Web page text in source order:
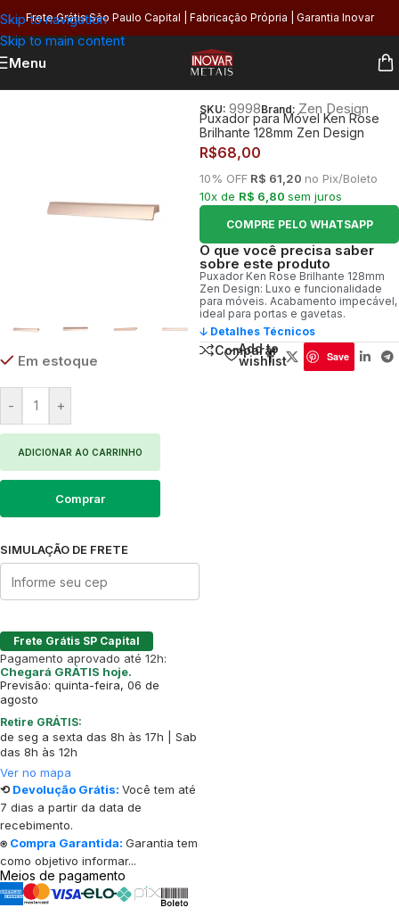
Skip to navigation
Skip to main content
Frete Grátis São Paulo Capital | Fabricação Própria | Garantia Inovar
Menu
Em estoque
- +
ADICIONAR AO CARRINHO
Comprar
SIMULAÇÃO DE FRETE
Frete Grátis SP Capital
Pagamento aprovado até 12h:
Chegará GRÁTIS hoje.
Previsão: quinta-feira, 06 de
agosto
Retire GRÁTIS:
de seg a sexta das 8h às 17h | Sab
das 8h às 12h
Ver no mapa
⟲ Devolução Grátis: Você tem até
7 dias a partir da data de
recebimento.
⍟ Compra Garantida: Garantia tem
como objetivo informar...
Meios de pagamento
SKU: 9998Brand: Zen Design
Puxador para Móvel Ken Rose
Brilhante 128mm Zen Design
R$68,00
10% OFF R$ 61,20 no Pix/Boleto
10x de R$ 6,80 sem juros
COMPRE PELO WHATSAPP
O que você precisa saber
sobre este produto
Puxador Ken Rose Brilhante 128mm
Zen Design: Luxo e funcionalidade
para móveis. Acabamento impecável,
ideal para portas e gavetas.
🡣 Detalhes Técnicos
Comparar
Add to
wishlist
Save